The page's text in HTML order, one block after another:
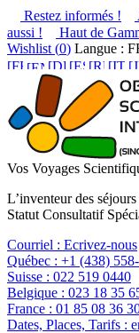
Restez informés !
aussi !
Haut de
Wishlist (0) Langue :
Vos Voyages
L’inventeur des
Statut Consultatif
Courriel : Ecrivez-nous
Québec : +1 (438)
Suisse : 022 519 0440
Belgique : 023 18 35
France : 01 85 08 36
Dates, Places, Tarifs :